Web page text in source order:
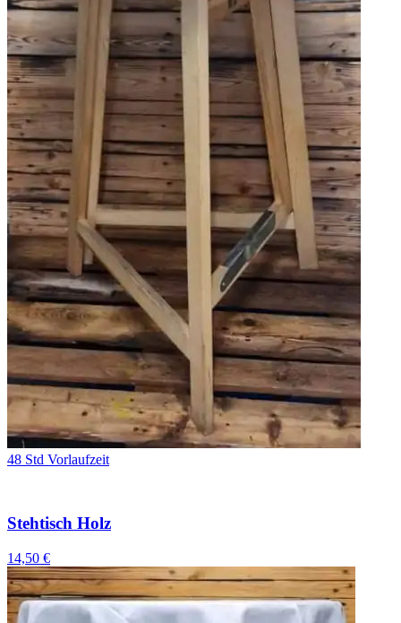
48 Std Vorlaufzeit
Stehtisch Holz
14,50 €